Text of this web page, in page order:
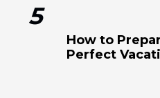
5
How to
Perfect